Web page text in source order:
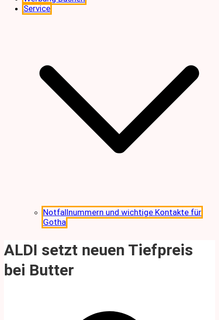
Service
Notfallnummern und wichtige Kontakte für
Gotha
ALDI setzt neuen Tiefpreis
bei Butter